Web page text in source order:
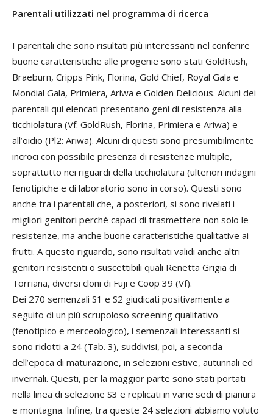
Parentali utilizzati nel programma di ricerca
I parentali che sono risultati più interessanti nel conferire
buone caratteristiche alle progenie sono stati GoldRush,
Braeburn, Cripps Pink, Florina, Gold Chief, Royal Gala e
Mondial Gala, Primiera, Ariwa e Golden Delicious. Alcuni dei
parentali qui elencati presentano geni di resistenza alla
ticchiolatura (Vf: GoldRush, Florina, Primiera e Ariwa) e
all’oidio (Pl2: Ariwa). Alcuni di questi sono presumibilmente
incroci con possibile presenza di resistenze multiple,
soprattutto nei riguardi della ticchiolatura (ulteriori indagini
fenotipiche e di laboratorio sono in corso). Questi sono
anche tra i parentali che, a posteriori, si sono rivelati i
migliori genitori perché capaci di trasmettere non solo le
resistenze, ma anche buone caratteristiche qualitative ai
frutti. A questo riguardo, sono risultati validi anche altri
genitori resistenti o suscettibili quali Renetta Grigia di
Torriana, diversi cloni di Fuji e Coop 39 (Vf).
Dei 270 semenzali S1 e S2 giudicati positivamente a
seguito di un più scrupoloso screening qualitativo
(fenotipico e merceologico), i semenzali interessanti si
sono ridotti a 24 (Tab. 3), suddivisi, poi, a seconda
dell’epoca di maturazione, in selezioni estive, autunnali ed
invernali. Questi, per la maggior parte sono stati portati
nella linea di selezione S3 e replicati in varie sedi di pianura
e montagna. Infine, tra queste 24 selezioni abbiamo voluto